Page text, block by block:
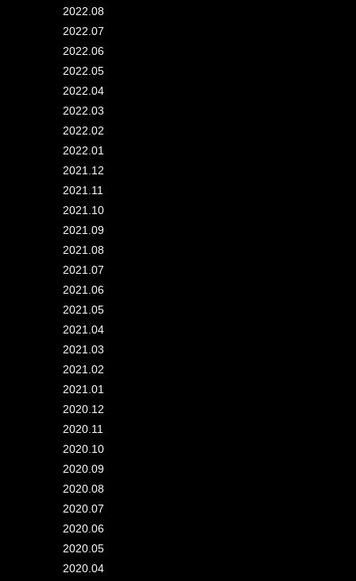
2022.08
2022.07
2022.06
2022.05
2022.04
2022.03
2022.02
2022.01
2021.12
2021.11
2021.10
2021.09
2021.08
2021.07
2021.06
2021.05
2021.04
2021.03
2021.02
2021.01
2020.12
2020.11
2020.10
2020.09
2020.08
2020.07
2020.06
2020.05
2020.04